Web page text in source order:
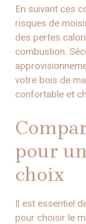
En suivant ces
risques de
des pertes
combustion.
votre bois de
confortable et
pour
choix
Il est essentiel
pour choisir le